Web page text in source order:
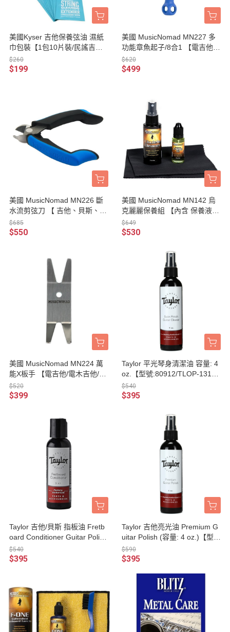
美國Kyser 吉他保養弦油 濕紙
巾包裝【1包10片裝/民謠吉他/
電吉他/BASS可用】
$260
$199
美國 MusicNomad MN227 多
功能章魚起子/8合1 【電吉他、
電貝斯、效果器適用/MN-22
7】
$620
$499
美國 MusicNomad MN226 斷
水流剪弦刀 【 吉他、貝斯、烏
克麗麗專用/MN-226 】
$685
$550
美國 MusicNomad MN142 烏
克麗麗保養組 【內含 保養液/
指板油/絨面琴布/三件一組 /MN
-142】
$649
$530
美國 MusicNomad MN224 萬
能X板手 【電吉他/電木吉他/貝
斯皆適用/MN-224】
$520
$399
Taylor 平光琴身清潔油 容量: 4
oz.【型號:80912/TLOP-1311-
04】
$540
$395
Taylor 吉他/貝斯 指板油 Fretb
oard Conditioner Guitar Polish
(容量: 2 oz)【型號:80904/TLO
P-1307-02】
$540
$395
Taylor 吉他亮光油 Premium G
uitar Polish (容量: 4 oz.)【型
號:80903/TLOP-1308-04】
$590
$395